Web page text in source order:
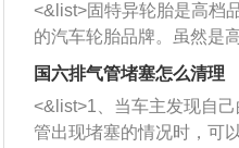
<&list>固特异轮胎是高档
的汽车轮胎品牌。虽然是
牌，但是中高低端的轮胎
也是为了更好的开拓市场。
国六排气管堵塞怎么清理
<&list>1、当车主发现自
管出现堵塞的情况时，可